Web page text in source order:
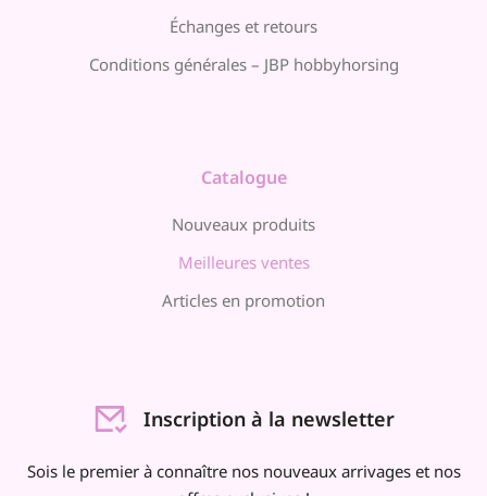
Échanges et retours
Conditions générales – JBP hobbyhorsing
Catalogue
Nouveaux produits
Meilleures ventes
Articles en promotion
Inscription à la newsletter
Sois le premier à connaître nos nouveaux arrivages et nos